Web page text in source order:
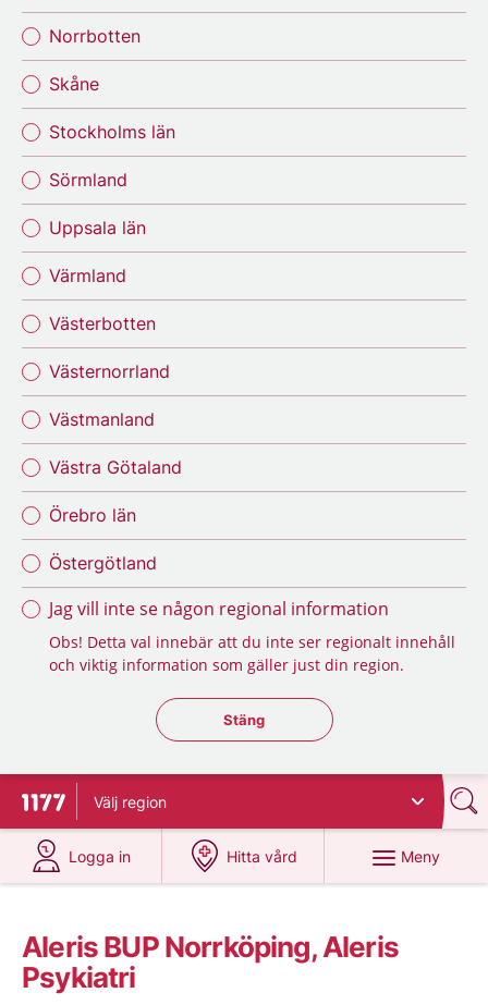
Norrbotten
Skåne
Stockholms län
Sörmland
Uppsala län
Värmland
Västerbotten
Västernorrland
Västmanland
Västra Götaland
Örebro län
Östergötland
Jag vill inte se någon regional information
Obs! Detta val innebär att du inte ser regionalt innehåll
och viktig information som gäller just din region.
Stäng regionsväljaren
Stäng
Till startsidan för 1177
Välj region
Logga in
på 1177.se
Hitta vård
på 1177.se
Meny
Aleris BUP Norrköping, Aleris
Psykiatri